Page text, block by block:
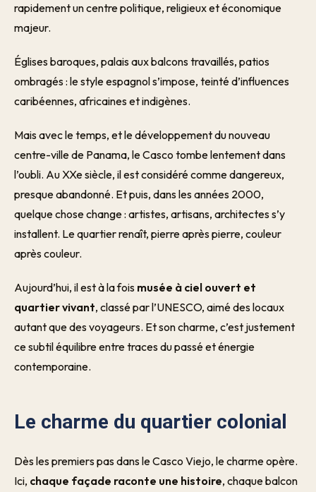
rapidement un centre politique, religieux et économique
majeur.
Églises baroques, palais aux balcons travaillés, patios
ombragés : le style espagnol s’impose, teinté d’influences
caribéennes, africaines et indigènes.
Mais avec le temps, et le développement du nouveau
centre-ville de Panama, le Casco tombe lentement dans
l’oubli. Au XXe siècle, il est considéré comme dangereux,
presque abandonné. Et puis, dans les années 2000,
quelque chose change : artistes, artisans, architectes s’y
installent. Le quartier renaît, pierre après pierre, couleur
après couleur.
Aujourd’hui, il est à la fois musée à ciel ouvert et
quartier vivant, classé par l’UNESCO, aimé des locaux
autant que des voyageurs. Et son charme, c’est justement
ce subtil équilibre entre traces du passé et énergie
contemporaine.
Le charme du quartier colonial
Dès les premiers pas dans le Casco Viejo, le charme opère.
Ici, chaque façade raconte une histoire, chaque balcon